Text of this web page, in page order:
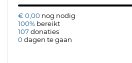
€ 0,00 nog nodig
100% bereikt
107donaties
0dagen te gaan